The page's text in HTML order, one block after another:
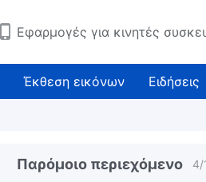
Εφαρμογές για κινητές
Έκθεση εικόνων Ειδήσεις
Παρόμοιο περιεχόμενο 4/
Μήκους |
Κρίσεως"